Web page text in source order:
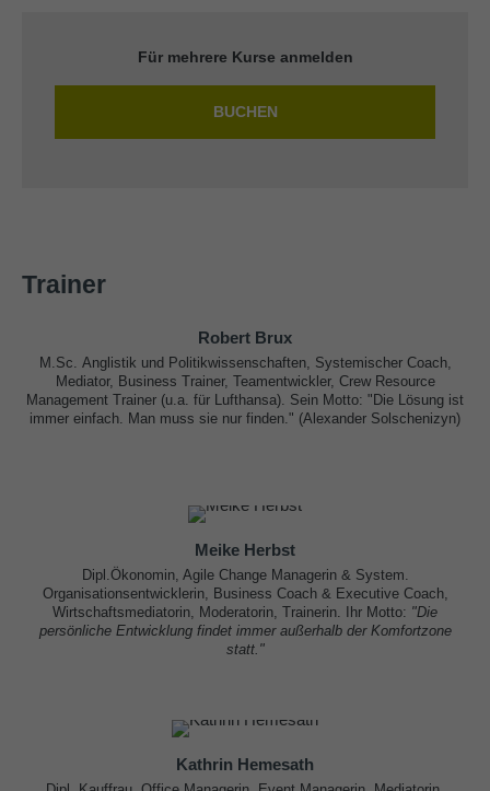
Für mehrere Kurse anmelden
BUCHEN
Trainer
Robert Brux
M.Sc. Anglistik und Politikwissenschaften, Systemischer Coach,
Mediator, Business Trainer, Teamentwickler, Crew Resource
Management Trainer (u.a. für Lufthansa). Sein Motto: "Die Lösung ist
immer einfach. Man muss sie nur finden." (Alexander Solschenizyn)
Meike Herbst
Dipl.Ökonomin, Agile Change Managerin & System.
Organisationsentwicklerin, Business Coach & Executive Coach,
Wirtschaftsmediatorin, Moderatorin, Trainerin. Ihr Motto: "Die
persönliche Entwicklung findet immer außerhalb der Komfortzone
statt."
Kathrin Hemesath